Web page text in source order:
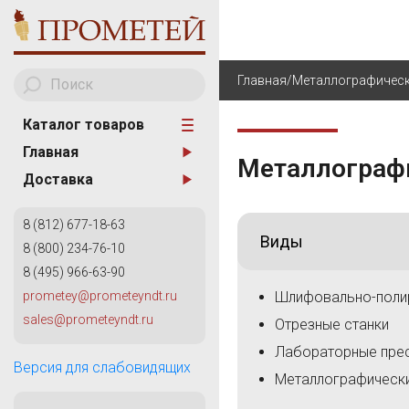
Каталог товаров
Главная
Доставка
АНАЛИЗАТОРЫ
ТВЕРДОМЕТРИЯ
ОБОРУДОВАНИЕ ДЛЯ
ВИХРЕТОКОВЫЙ
КОНТРОЛЬ
A
8 (812) 677-18-63
8 (800) 234-76-10
8 (495) 966-63-90
prometey@prometeyndt.ru
sales@prometeyndt.ru
Версия для слабовидящих
Главная/
Виды
Шлифовально-
Отрезные станки
Лабораторные